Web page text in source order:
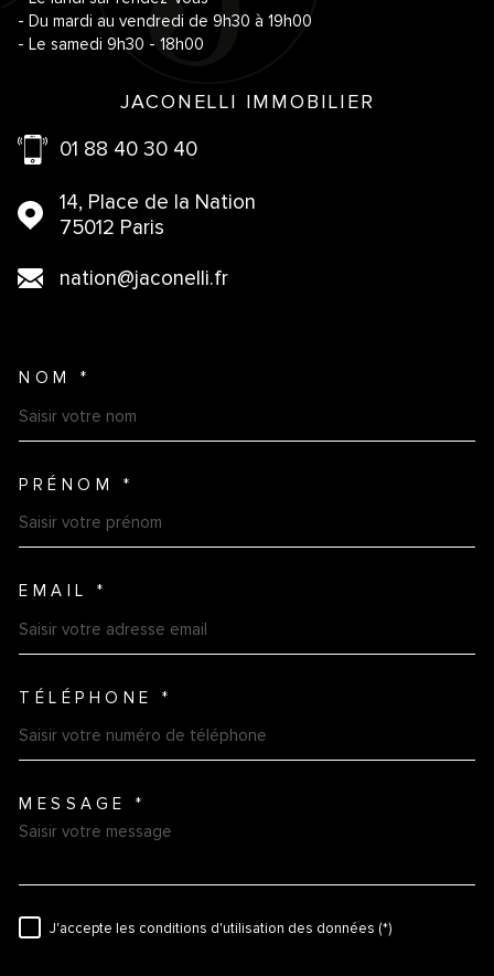
- Du mardi au vendredi de 9h30 à 19h00
- Le samedi 9h30 - 18h00
JACONELLI IMMOBILIER
01 88 40 30 40
14, Place de la Nation
75012 Paris
nation@jaconelli.fr
NOM *
PRÉNOM *
EMAIL *
TÉLÉPHONE *
MESSAGE *
RÈGLEMENTATION
J'accepte les conditions d'utilisation des données (*)